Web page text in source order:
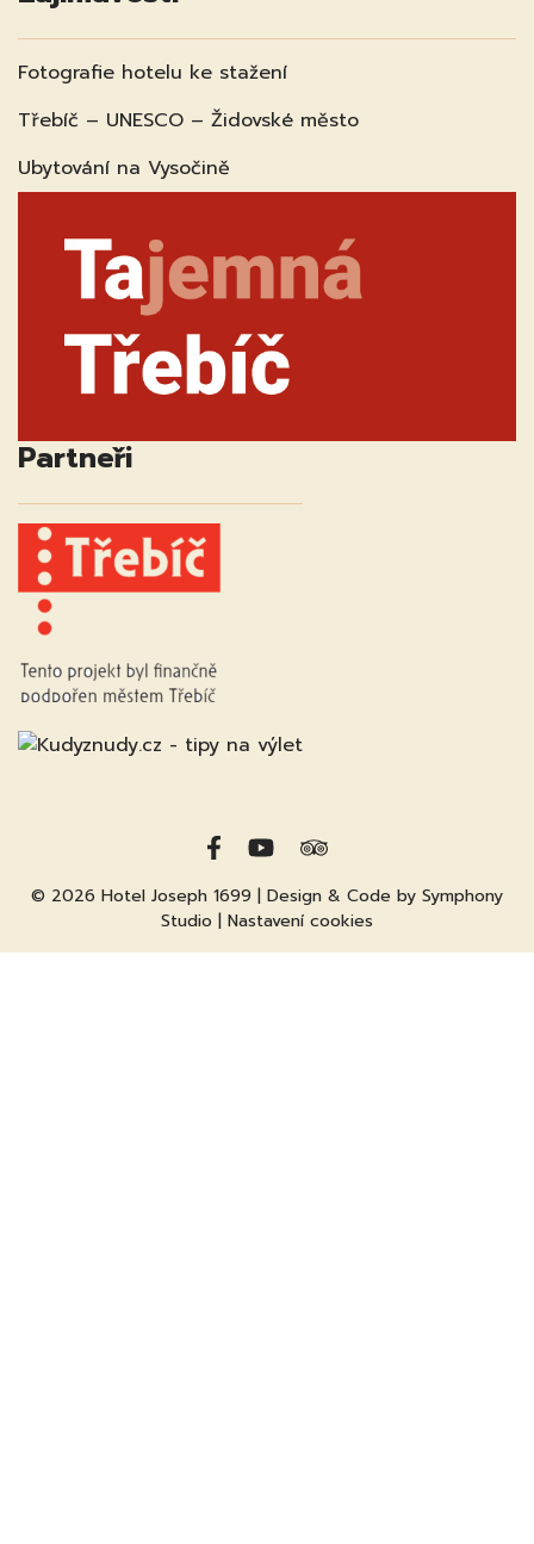
Fotografie hotelu ke stažení
Třebíč – UNESCO – Židovské město
Ubytování na Vysočině
Partneři
© 2026 Hotel Joseph 1699 | Design & Code by Symphony
Studio | Nastavení cookies